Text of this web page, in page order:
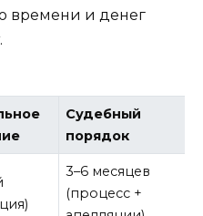
времени и денег
Судебный
порядок
3–6 месяцев
(процесс +